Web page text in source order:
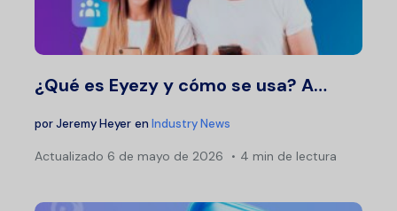
¿Qué es Eyezy y cómo se usa? A…
porJeremy Heyer en Industry News
Actualizado 6 de mayo de 2026 4 min de lectura